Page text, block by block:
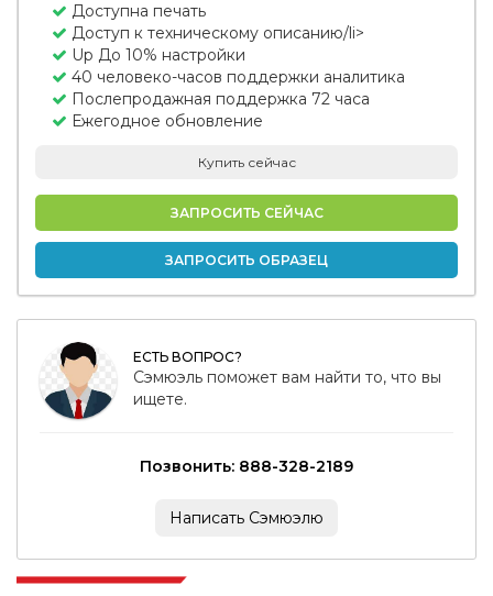
Доступна печать
Доступ к техническому описанию/li>
Up До 10% настройки
40 человеко-часов поддержки аналитика
Послепродажная поддержка 72 часа
Ежегодное обновление
Купить сейчас
ЗАПРОСИТЬ СЕЙЧАС
ЗАПРОСИТЬ ОБРАЗЕЦ
ЕСТЬ ВОПРОС?
Сэмюэль поможет вам найти то, что вы
ищете.
Позвонить: 888-328-2189
Написать Сэмюэлю